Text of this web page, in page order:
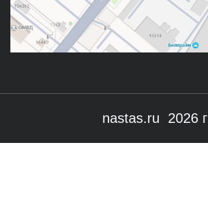
nastas.ru 2026 г